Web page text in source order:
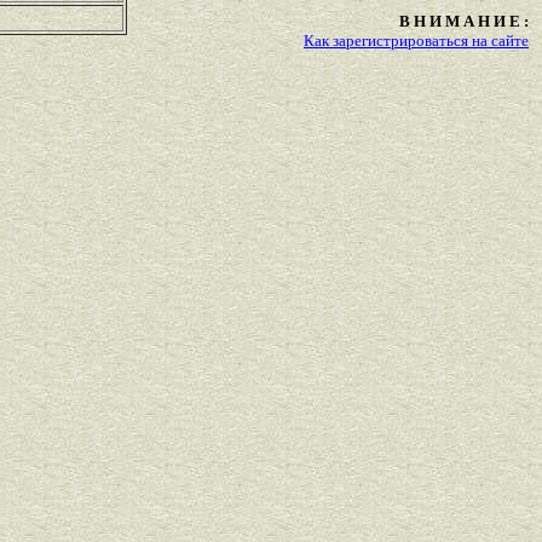
В Н И М А Н И Е :
Как зарегистрироваться на сайте